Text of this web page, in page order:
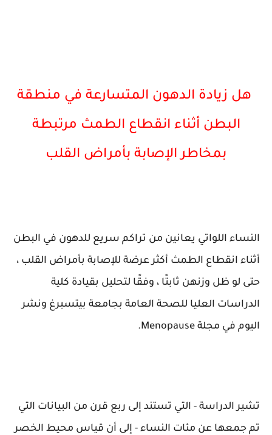
هل زيادة الدهون المتسارعة في منطقة
البطن أثناء انقطاع الطمث مرتبطة
بمخاطر الإصابة بأمراض القلب
النساء اللواتي يعانين من تراكم سريع للدهون في البطن
أثناء انقطاع الطمث أكثر عرضة للإصابة بأمراض القلب ،
حتى لو ظل وزنهن ثابتًا ، وفقًا لتحليل بقيادة كلية
الدراسات العليا للصحة العامة بجامعة بيتسبرغ ونشر
اليوم في مجلة Menopause.
تشير الدراسة - التي تستند إلى ربع قرن من البيانات التي
تم جمعها عن مئات النساء - إلى أن قياس محيط الخصر